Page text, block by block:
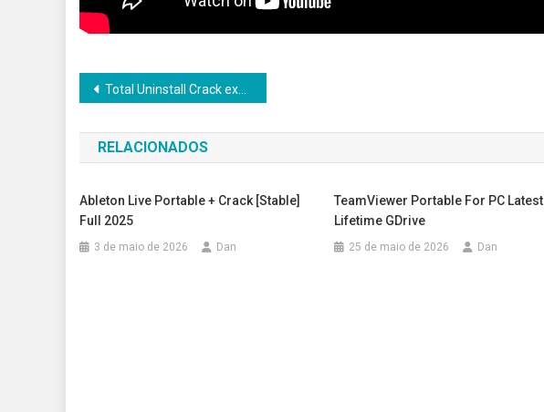
Navegação
de
Post
Total Uninstall Crack exe Lifetime (x32x64) [Lifetime] Multilingual
RELACIONADOS
Ableton Live Portable + Crack [Stable]
Full 2025
3 de maio de 2026 Dan
TeamViewer Portable For PC Latest
Lifetime GDrive
25 de maio de 2026 Dan